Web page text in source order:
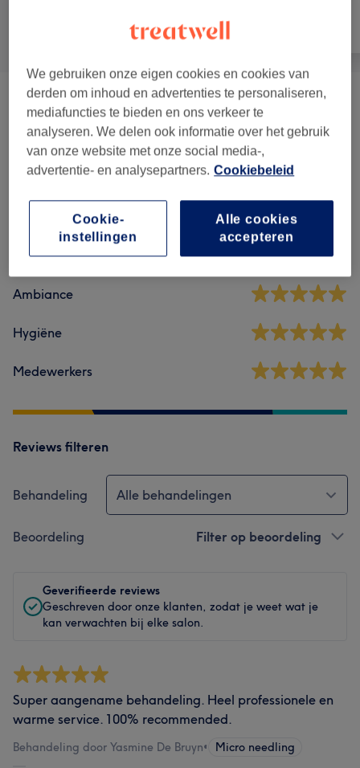
Haar
Haargroeibehandeling
Reviews
5,0 5 reviews
Ambiance
Hygiëne
Medewerkers
Reviews filteren
Behandeling Alle behandelingen
Beoordeling Filter op beoordeling
Geverifieerde reviews
Geschreven door onze klanten, zodat je weet wat je
kan verwachten bij elke salon.
Super aangename behandeling. Heel professionele en
warme service. 100% recommended.
Behandeling door Yasmine De Bruyn• Micro needling
We gebruiken onze eigen cookies en cookies van
derden om inhoud en advertenties te personaliseren,
mediafuncties te bieden en ons verkeer te
analyseren. We delen ook informatie over het gebruik
van onze website met onze social media-,
advertentie- en analysepartners. Cookiebeleid
Alle cookies
accepteren
Cookie-
instellingen